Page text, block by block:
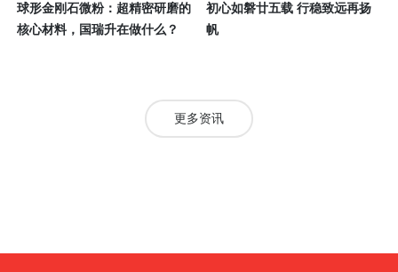
球形金刚石微粉：超精密研磨的
核心材料，国瑞升在做什么？
初心如磐廿五载 行稳致远再扬
帆
更多资讯